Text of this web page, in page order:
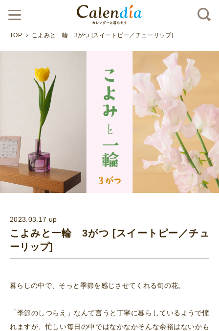
TOP こよみと一輪 3がつ [スイートピー／チューリップ]
2023.03.17 up
こよみと一輪 3がつ [スイートピー／チュ
ーリップ]
暮らしの中で、そっと季節を感じさせてくれる旬の花。
「季節のしつらえ」なんて言うと丁寧に暮らしているようで憧
れますが、忙しい毎日の中ではなかなかそんな余裕はないかも